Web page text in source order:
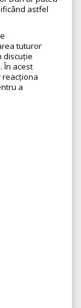
astfel
tuturor
discuție
În acest
reacționa
a